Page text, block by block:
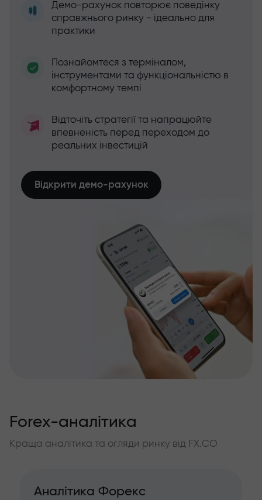
Демо-рахунок повторює поведінку
справжнього ринку - ідеально для
практики
Познайомтеся з терміналом,
інструментами та функціональністю в
комфортному темпі
Відточіть стратегії та напрацюйте
впевненість перед переходом до
реальних інвестицій
Відкрити демо-рахунок
Forex-аналітика
Краща аналітика та огляди ринку від FX.CO
Аналітика Форекс